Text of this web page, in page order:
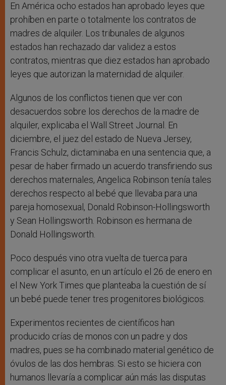
En América ocho estados han aprobado leyes que
prohíben en parte o totalmente los contratos de
madres de alquiler. Los tribunales de algunos
estados han rechazado dar validez a estos
contratos, mientras que diez estados han aprobado
leyes que autorizan la maternidad de alquiler.
Algunos de los conflictos tienen que ver con
desacuerdos sobre los derechos de la madre de
alquiler, explicaba el Wall Street Journal. En
diciembre, el juez del estado de Nueva Jersey,
Francis Schulz, dictaminaba en una sentencia que, a
pesar de haber firmado un acuerdo transfiriendo sus
derechos maternales, Angelica Robinson tenía tales
derechos respecto al bebé que llevaba para una
pareja homosexual, Donald Robinson-Hollingsworth
y Sean Hollingsworth. Robinson es hermana de
Donald Hollingsworth.
Poco después vino otra vuelta de tuerca para
complicar el asunto, en un artículo el 26 de enero en
el New York Times que planteaba la cuestión de sí
un bebé puede tener tres progenitores biológicos.
Experimentos recientes de científicos han
producido crías de monos con un padre y dos
madres, pues se ha combinado material genético de
óvulos de las dos hembras. Si esto se hiciera con
humanos llevaría a complicar aún más las disputas